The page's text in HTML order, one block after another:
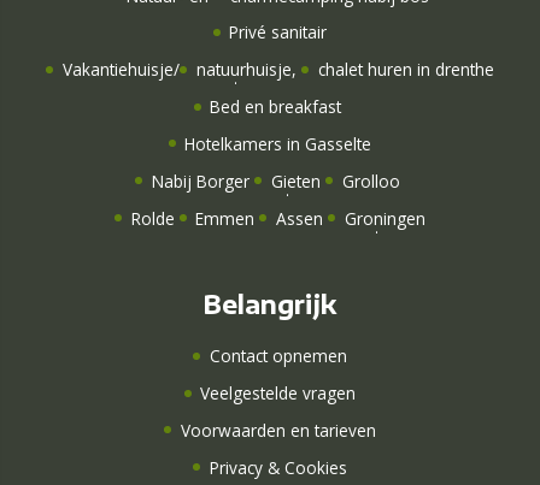
Privé sanitair
Vakantiehuisje/ natuurhuisje,
chalet huren in drenthe
Bed en breakfast
Hotelkamers in Gasselte
Nabij Borger
Gieten
Grolloo
Rolde
Emmen Assen Groningen
Belangrijk
Contact opnemen
Veelgestelde vragen
Voorwaarden en tarieven
Privacy & Cookies